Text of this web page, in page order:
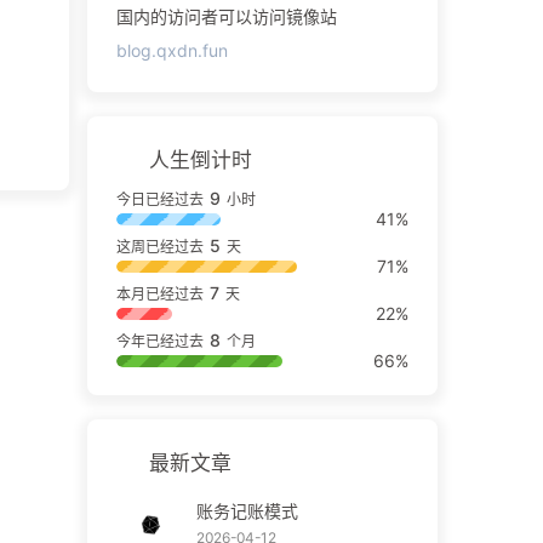
国内的访问者可以访问镜像站
blog.qxdn.fun
人生倒计时
今日已经过去 9 小时
41%
这周已经过去 5 天
71%
本月已经过去 7 天
22%
今年已经过去 8 个月
66%
最新文章
账务记账模式
2026-04-12